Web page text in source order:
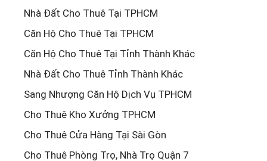
Nhà Đất Cho Thuê Tại TPHCM
Căn Hộ Cho Thuê Tại TPHCM
Căn Hộ Cho Thuê Tại Tỉnh Thành Khác
Nhà Đất Cho Thuê Tỉnh Thành Khác
Sang Nhượng Căn Hộ Dịch Vụ TPHCM
Cho Thuê Kho Xưởng TPHCM
Cho Thuê Cửa Hàng Tại Sài Gòn
Cho Thuê Phòng Trọ, Nhà Trọ Quận 7